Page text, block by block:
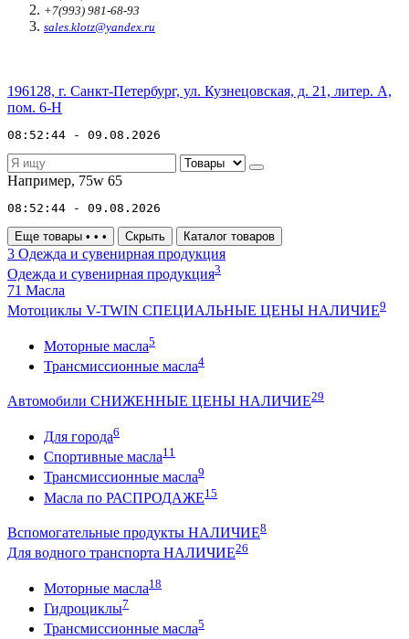
+7(993) 981-68-93
sales.klotz@yandex.ru
196128, г. Санкт-Петербург, ул. Кузнецовская, д. 21, литер. А,
пом. 6-Н
08:52:44 - 09.08.2026
Например, 75w 65
08:52:44 - 09.08.2026
Еще товары • • • Скрыть Каталог товаров
3 Одежда и сувенирная продукция
Одежда и сувенирная продукция3
71 Масла
Мотоциклы V-TWIN СПЕЦИАЛЬНЫЕ ЦЕНЫ НАЛИЧИЕ9
Моторные масла5
Трансмиссионные масла4
Автомобили СНИЖЕННЫЕ ЦЕНЫ НАЛИЧИЕ29
Для города6
Спортивные масла11
Трансмиссионные масла9
Масла по РАСПРОДАЖЕ15
Вспомогательные продукты НАЛИЧИЕ8
Для водного транспорта НАЛИЧИЕ26
Моторные масла18
Гидроциклы7
Трансмиссионные масла5